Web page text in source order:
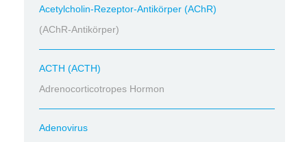
Acetylcholin-Rezeptor-Antikörper (AChR)
(AChR-Antikörper)
ACTH (ACTH)
Adrenocorticotropes Hormon
Adenovirus